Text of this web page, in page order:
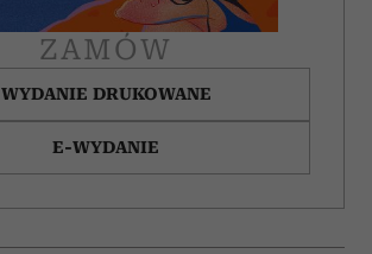
ZAMÓW
WYDANIE DRUKOWANE
E-WYDANIE